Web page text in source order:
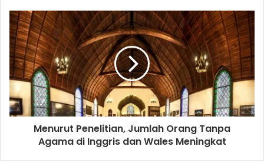
s
s
Menurut Penelitian, Jumlah Orang Tanpa
Agama di Inggris dan Wales Meningkat